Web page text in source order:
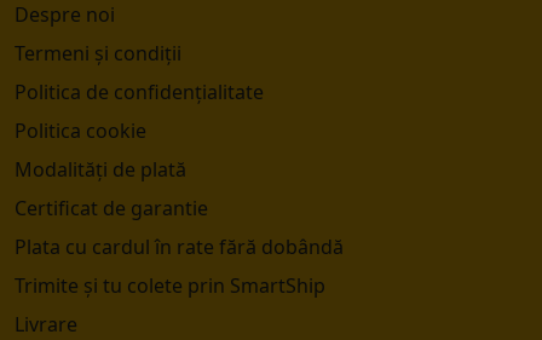
Despre noi
Termeni și condiții
Politica de confidențialitate
Politica cookie
Modalități de plată
Certificat de garantie
Plata cu cardul în rate fără dobândă
Trimite și tu colete prin SmartShip
Livrare